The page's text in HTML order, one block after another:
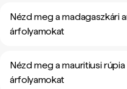
Nézd meg a madagaszkári
árfolyamokat
Nézd meg a mauritiusi
árfolyamokat